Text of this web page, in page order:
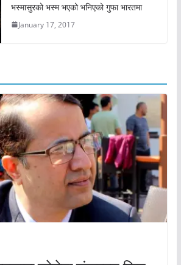
भस्मासुरको भस्म भएको भनिएको गुफा भारतमा
January 17, 2017